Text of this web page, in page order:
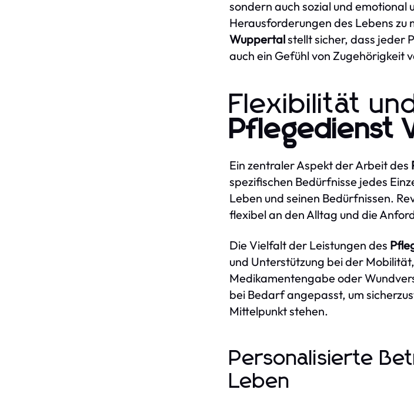
sondern auch sozial und emotional
Herausforderungen des Lebens
Wuppertalstellt sicher, dass jeder
auch ein Gefühl von Zugehörigkeit
Flexibilität
Pflegedienst
Ein zentraler Aspekt der Arbeit des
spezifischen Bedürfnisse jedes
Leben und seinen Bedürfnissen.
flexibel an den Alltag und die
Die Vielfalt der Leistungen des
und Unterstützung bei der
Medikamentengabe oder
bei Bedarf angepasst, um
Mittelpunkt stehen.
Personalisierte
Leben